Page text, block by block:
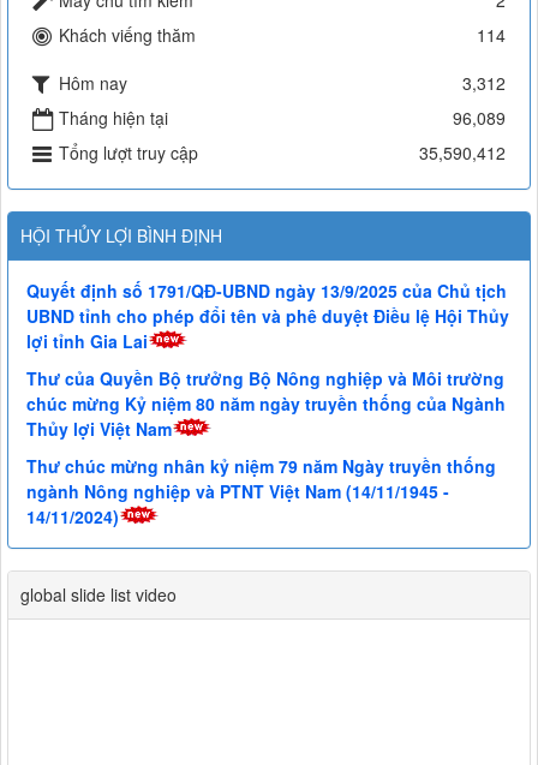
Khách viếng thăm
114
Hôm nay
3,312
Tháng hiện tại
96,089
Tổng lượt truy cập
35,590,412
HỘI THỦY LỢI BÌNH ĐỊNH
Quyết định số 1791/QĐ-UBND ngày 13/9/2025 của Chủ tịch
UBND tỉnh cho phép đổi tên và phê duyệt Điều lệ Hội Thủy
lợi tỉnh Gia Lai
Thư của Quyền Bộ trưởng Bộ Nông nghiệp và Môi trường
chúc mừng Kỷ niệm 80 năm ngày truyền thống của Ngành
Thủy lợi Việt Nam
Thư chúc mừng nhân kỷ niệm 79 năm Ngày truyền thống
ngành Nông nghiệp và PTNT Việt Nam (14/11/1945 -
14/11/2024)
global slide list video